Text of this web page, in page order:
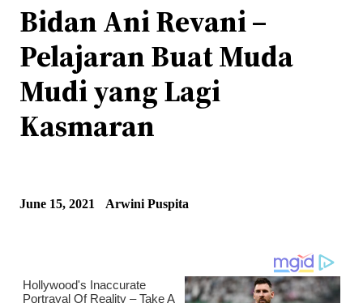
Bidan Ani Revani –
Pelajaran Buat Muda
Mudi yang Lagi
Kasmaran
June 15, 2021 Arwini Puspita